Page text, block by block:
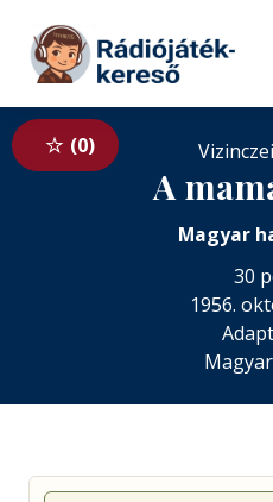
Tovább a tartalomhoz
0
A
Magyar
30
1956.